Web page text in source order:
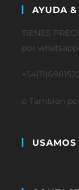
AYUDA
TIENES
por whatsapp
o También